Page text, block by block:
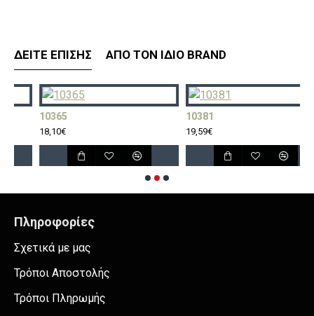
ΔΕΊΤΕ ΕΠΊΣΗΣ ΑΠΌ ΤΟΝ ΊΔΙΟ BRAND
10365
18,10€
10381
19,59€
Πληροφορίες
Σχετικά με μας
Τρόποι Αποστολής
Τρόποι Πληρωμής